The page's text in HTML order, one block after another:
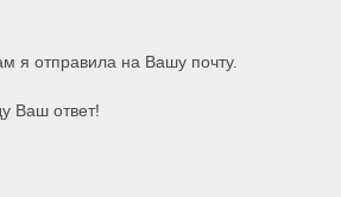
я отправила на Вашу почту.
Ваш ответ!